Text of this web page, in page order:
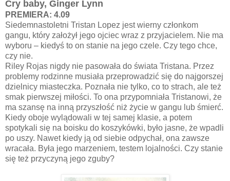
Cry baby, Ginger Lynn
PREMIERA: 4.09
Siedemnastoletni Tristan Lopez jest wierny członkom
gangu, który założył jego ojciec wraz z przyjacielem. Nie ma
wyboru – kiedyś to on stanie na jego czele. Czy tego chce,
czy nie.
Riley Rojas nigdy nie pasowała do świata Tristana. Przez
problemy rodzinne musiała przeprowadzić się do najgorszej
dzielnicy miasteczka. Poznała nie tylko, co to strach, ale też
smak pierwszej miłości. To ona przypomniała Tristanowi, że
ma szansę na inną przyszłość niż życie w gangu lub śmierć.
Kiedy oboje wylądowali w tej samej klasie, a potem
spotykali się na boisku do koszykówki, było jasne, że wpadli
po uszy. Nawet kiedy ją od siebie odpychał, ona zawsze
wracała. Była jego marzeniem, testem lojalności. Czy stanie
się też przyczyną jego zguby?